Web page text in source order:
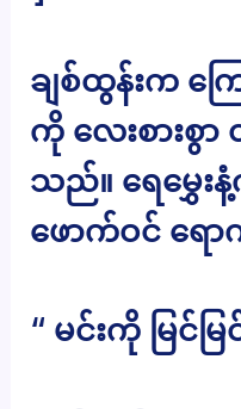
ချစ်ထွန်းက ကြ
ကို လေးစားစွ
သည်။ ရေမွှေ
ဖောက်ဝင် ရေ
“ မင်းကို မြင်မြ